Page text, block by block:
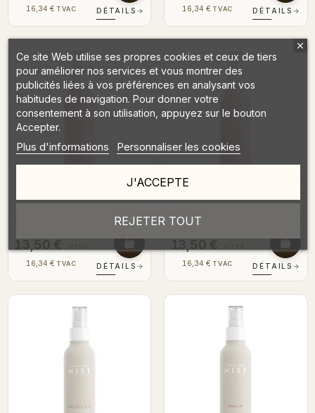
16,34 € TVAC DÉTAILS → 16,34 € TVAC DÉTAILS →
16,34 € TVAC DÉTAILS →
Mist 150ml
16,34 € TVAC DÉTAILS →
Ce site Web utilise ses propres cookies et ceux de tiers
pour améliorer nos services et vous montrer des
publicités liées à vos préférences en analysant vos
habitudes de navigation. Pour donner votre
consentement à son utilisation, appuyez sur le bouton
Accepter.
Plus d'informations Personnaliser les cookies
REJETER TOUT
J'ACCEPTE